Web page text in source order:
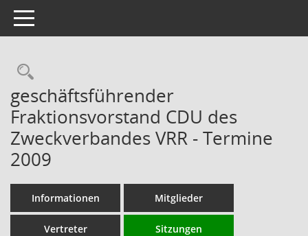
Toggle navigation
Rechercheauswahl
geschäftsführender
Fraktionsvorstand CDU des
Zweckverbandes VRR - Termine
2009
Informationen Mitglieder
Vertreter Sitzungen